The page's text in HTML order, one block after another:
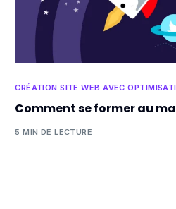
CRÉATION SITE WEB AVEC
Comment se former au
5 MIN DE LECTURE